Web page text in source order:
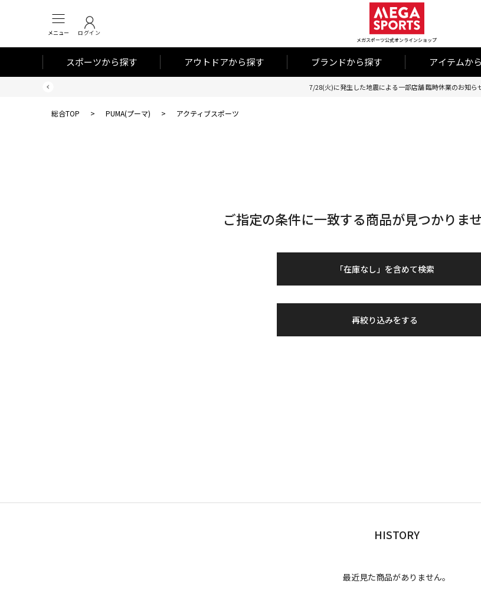
メニュー ログイン
メガスポーツ公式オンラインショップ
スポーツから探す アウトドアから探す ブランドから探す アイテムか
7/28(火)に発生した地震による一部店舗 臨時休業のお知ら
総合TOP > PUMA(プーマ) > アクティブスポーツ
ご指定の条件に一致する商品が見つかりませ
「在庫なし」を含めて検索
再絞り込みをする
HISTORY
最近見た商品がありません。